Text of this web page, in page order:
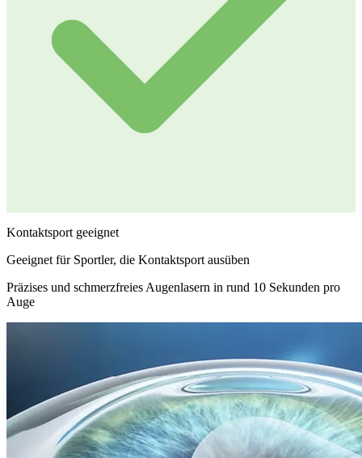
Kontaktsport geeignet
Geeignet für Sportler, die Kontaktsport ausüben
Präzises und schmerzfreies Augenlasern in rund 10 Sekunden pro
Auge